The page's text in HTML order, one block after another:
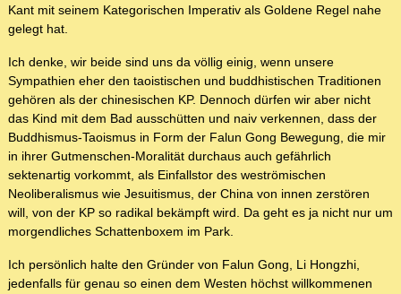
Kant mit seinem Kategorischen Imperativ als Goldene Regel nahe
gelegt hat.
Ich denke, wir beide sind uns da völlig einig, wenn unsere
Sympathien eher den taoistischen und buddhistischen Traditionen
gehören als der chinesischen KP. Dennoch dürfen wir aber nicht
das Kind mit dem Bad ausschütten und naiv verkennen, dass der
Buddhismus-Taoismus in Form der Falun Gong Bewegung, die mir
in ihrer Gutmenschen-Moralität durchaus auch gefährlich
sektenartig vorkommt, als Einfallstor des weströmischen
Neoliberalismus wie Jesuitismus, der China von innen zerstören
will, von der KP so radikal bekämpft wird. Da geht es ja nicht nur um
morgendliches Schattenboxem im Park.
Ich persönlich halte den Gründer von Falun Gong, Li Hongzhi,
jedenfalls für genau so einen dem Westen höchst willkommenen